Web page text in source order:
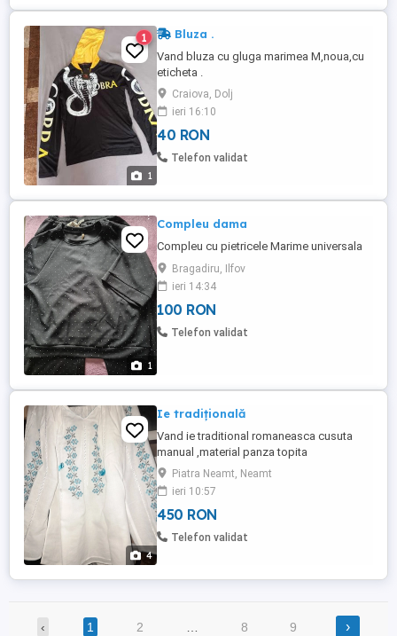
1
1 Bluza .
Vand bluza cu gluga marimea M,noua,cu
eticheta .
Craiova, Dolj
ieri 16:10
40 RON
Telefon validat
1
Compleu dama
Compleu cu pietricele Marime universala
Bragadiru, Ilfov
ieri 14:34
100 RON
Telefon validat
4
Ie tradițională
Vand ie traditional romaneasca cusuta
manual ,material panza topita
Piatra Neamt, Neamt
ieri 10:57
450 RON
Telefon validat
‹ 1 2 8 9 ›